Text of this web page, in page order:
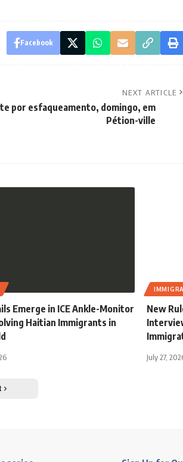
Facebook
NEXT ARTICLE
por esfaqueamento, domingo, em
Pétion-ville
Emerge in ICE Ankle-Monitor
Haitian Immigrants in
New
July 27,